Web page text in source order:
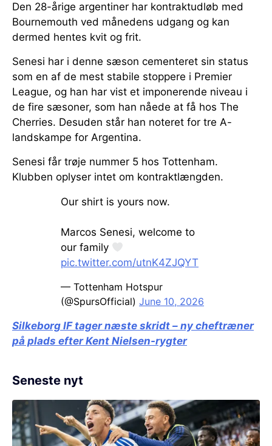
Den 28-årige argentiner har kontraktudløb med
Bournemouth ved månedens udgang og kan
dermed hentes kvit og frit.
Senesi har i denne sæson cementeret sin status
som en af de mest stabile stoppere i Premier
League, og han har vist et imponerende niveau i
de fire sæsoner, som han nåede at få hos The
Cherries. Desuden står han noteret for tre A-
landskampe for Argentina.
Senesi får trøje nummer 5 hos Tottenham.
Klubben oplyser intet om kontraktlængden.
Our shirt is yours now.
Marcos Senesi, welcome to
our family
pic.twitter.com/utnK4ZJQYT
— Tottenham Hotspur
(@SpursOfficial) June 10, 2026
Silkeborg IF tager næste skridt – ny cheftræner
på plads efter Kent Nielsen-rygter
Seneste nyt